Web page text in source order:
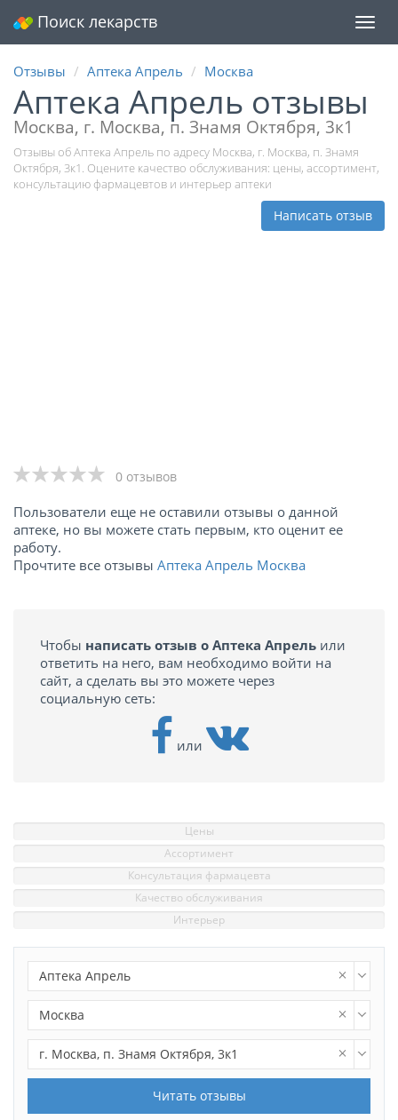
Поиск лекарств
Отзывы Аптека Апрель Москва
Аптека Апрель отзывы
Москва, г. Москва, п. Знамя Октября, 3к1
Отзывы об Аптека Апрель по адресу Москва, г. Москва, п. Знамя
Октября, 3к1. Оцените качество обслуживания: цены, ассортимент,
консультацию фармацевтов и интерьер аптеки
Написать отзыв
0 отзывов
Пользователи еще не оставили отзывы о данной
аптеке, но вы можете стать первым, кто оценит ее
работу.
Прочтите все отзывы Аптека Апрель Москва
Чтобы написать отзыв о Аптека Апрель или
ответить на него, вам необходимо войти на
сайт, а сделать вы это можете через
социальную сеть:
или
Цены
Ассортимент
Консультация фармацевта
Качество обслуживания
Интерьер
Аптека Апрель
Москва
г. Москва, п. Знамя Октября, 3к1
Читать отзывы